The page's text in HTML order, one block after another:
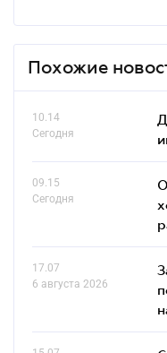
Похожие
10.14
Сегодня
09.15
Сегодня
17.07
6 августа 2026